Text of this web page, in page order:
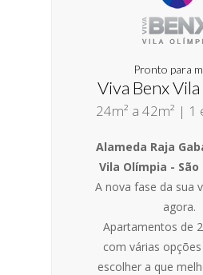
Pronto para
Viva Benx
24m² a 42m² | 1
Alameda Raja
Vila Olímpia - São
A nova fase da sua
agora.
Apartamentos de
com várias
escolher a que